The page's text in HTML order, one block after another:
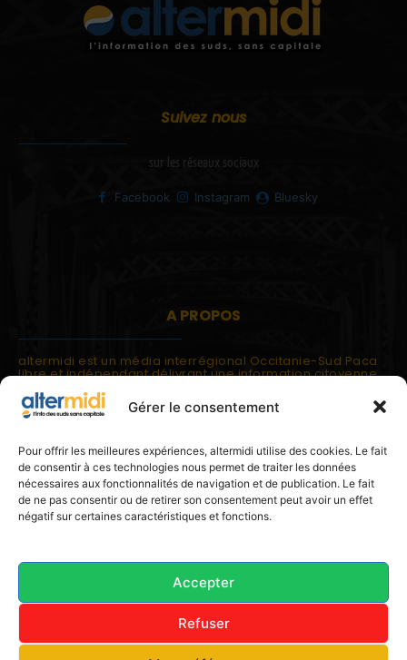
Gérer le consentement
Pour offrir les meilleures expériences, altermidi utilise des cookies. Le fait
de consentir à ces technologies nous permet de traiter les données
nécessaires aux fonctionnalités de navigation et de publication. Le fait
de ne pas consentir ou de retirer son consentement peut avoir un effet
négatif sur certaines caractéristiques et fonctions.
Accepter
Refuser
Suivez nous
sur les réseaux sociaux
Facebook Instagram Bluesky
A PROPOS
altermidi est un média interrégional Occitanie-Sud Paca
libre et indépendant délivrant une information citoyenne
altermidi est ouvert sur les suds, la méditerranée,
l'europe.
altermidi aborde des thématiques globales évaluées à
partir des constats de terrain ou d'analyses à l'échelon
local.
altermidi c'est l'information capitale, sans capitale.
© 2025 altermidi.org - Les amis d'altermidi